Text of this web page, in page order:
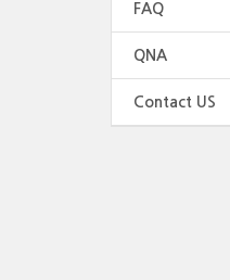
FAQ
QNA
Contact US